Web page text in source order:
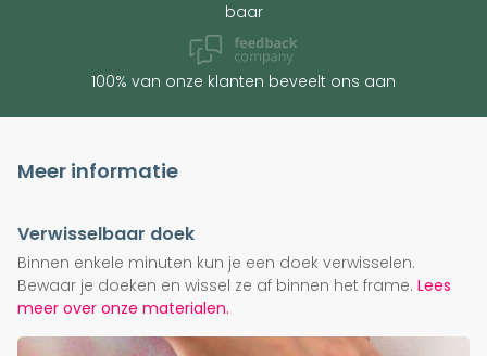
baar
100% van onze klanten beveelt ons aan
Meer informatie
Verwisselbaar doek
Binnen enkele minuten kun je een doek verwisselen.
Bewaar je doeken en wissel ze af binnen het frame. Lees
meer over onze materialen.